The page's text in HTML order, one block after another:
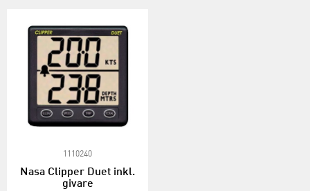
1110240
Nasa Clipper Duet inkl.
givare